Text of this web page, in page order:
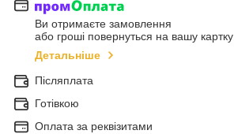
Ви отримаєте замовлення
або гроші повернуться на вашу картку
Детальніше
Післяплата
Готівкою
Оплата за реквізитами